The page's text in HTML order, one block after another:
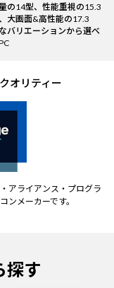
の14型、性能重視の15.3
大画面&高性能の17.3
バリエーションから選べ
オリティー
アライアンス・プログラ
ンメーカーです。
探す